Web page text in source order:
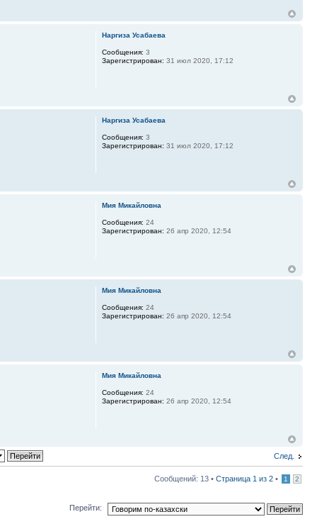
Наргиза Усабаева
Сообщения: 3
Зарегистрирован: 31 июл 2020, 17:12
Наргиза Усабаева
Сообщения: 3
Зарегистрирован: 31 июл 2020, 17:12
Мия Микайловна
Сообщения: 24
Зарегистрирован: 26 апр 2020, 12:54
Мия Микайловна
Сообщения: 24
Зарегистрирован: 26 апр 2020, 12:54
Мия Микайловна
Сообщения: 24
Зарегистрирован: 26 апр 2020, 12:54
След.
Сообщений: 13 • Страница 1 из 2 • 1 2
Перейти: